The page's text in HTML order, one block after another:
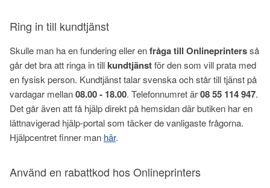
Ring in till kundtjänst
Skulle man ha en fundering eller enfråga till Onlineprintersså
går det bra att ringa in till kundtjänstför den som vill prata med
en fysisk person. Kundtjänst talar svenska och står till tjänst på
vardagar mellan08.00 - 18.00. Telefonnumret är08 55 114 947.
Det går även att få hjälp direkt på hemsidan där butiken har en
lättnavigerad hjälp-portal som täcker de vanligaste frågorna.
Hjälpcentret finner man här.
Använd en rabattkod hos Onlineprinters